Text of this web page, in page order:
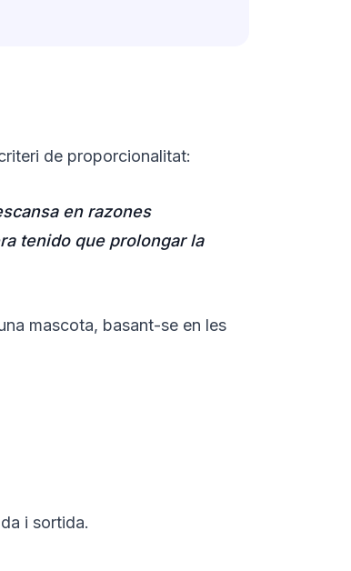
de proporcionalitat:
en razones
tenido que prolongar la
mascota, basant-se en les
i sortida.